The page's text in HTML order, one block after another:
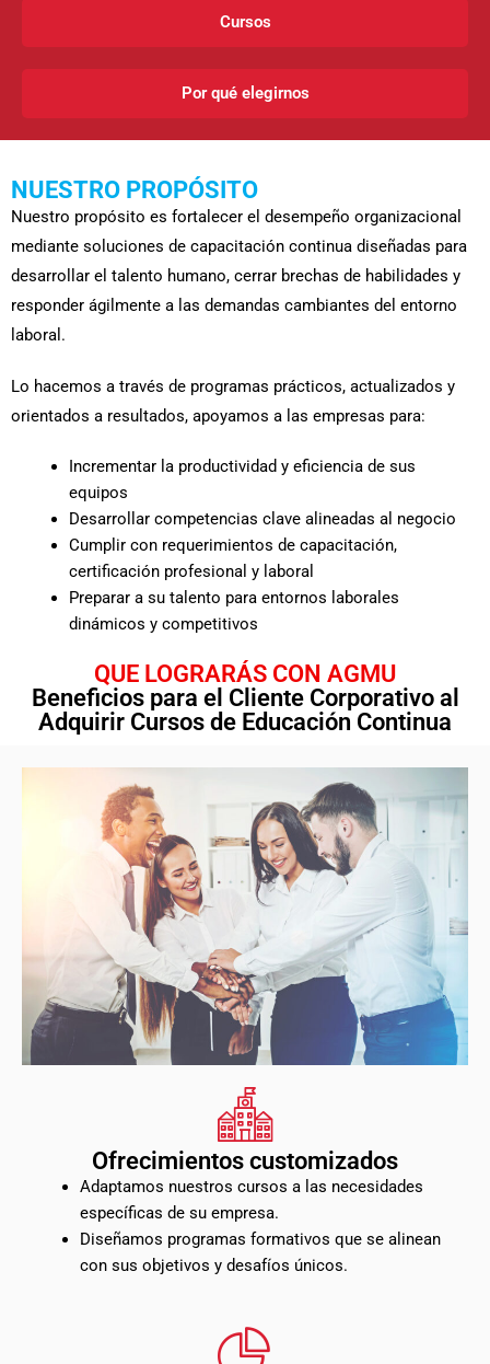
Cursos
Por qué elegirnos
NUESTRO PROPÓSITO
Nuestro propósito es fortalecer el desempeño organizacional
mediante soluciones de capacitación continua diseñadas para
desarrollar el talento humano, cerrar brechas de habilidades y
responder ágilmente a las demandas cambiantes del entorno
laboral.
Lo hacemos a través de programas prácticos, actualizados y
orientados a resultados, apoyamos a las empresas para:
Incrementar la productividad y eficiencia de sus
equipos
Desarrollar competencias clave alineadas al negocio
Cumplir con requerimientos de capacitación,
certificación profesional y laboral
Preparar a su talento para entornos laborales
dinámicos y competitivos
QUE LOGRARÁS CON AGMU
Beneficios para el Cliente Corporativo al
Adquirir Cursos de Educación Continua
Ofrecimientos customizados
Adaptamos nuestros cursos a las necesidades
específicas de su empresa.
Diseñamos programas formativos que se alinean
con sus objetivos y desafíos únicos.